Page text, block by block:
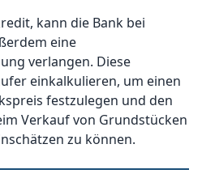
kann die Bank bei
eine
verlangen. Diese
einkalkulieren, um einen
festzulegen und den
Verkauf von Grundstücken
zu können.